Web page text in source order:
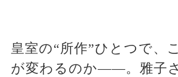
皇室の“所作”ひとつで、
が変わるのか――。雅子